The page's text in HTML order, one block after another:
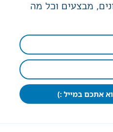
מבצעים וכל מה
אתכם במייל :)